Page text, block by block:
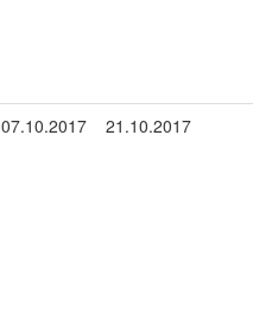
07.10.2017 21.10.2017